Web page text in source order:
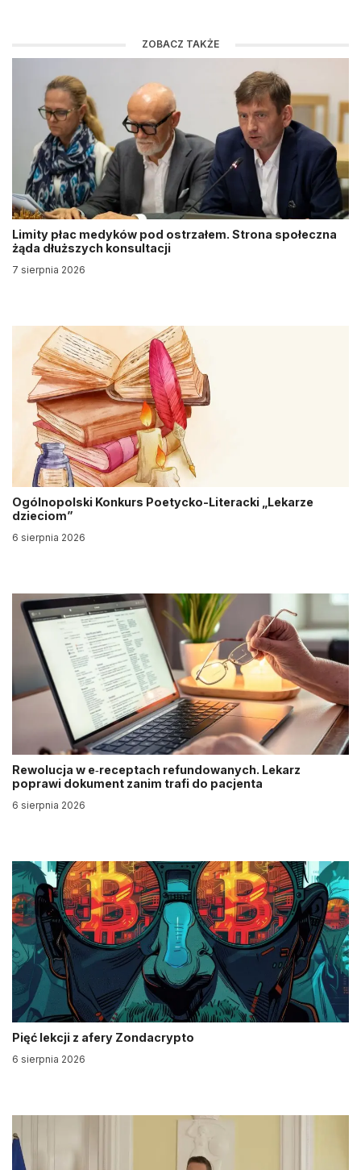
ZOBACZ TAKŻE
Limity płac medyków pod ostrzałem. Strona społeczna
żąda dłuższych konsultacji
7 sierpnia 2026
Ogólnopolski Konkurs Poetycko-Literacki „Lekarze
dzieciom”
6 sierpnia 2026
Rewolucja w e‑receptach refundowanych. Lekarz
poprawi dokument zanim trafi do pacjenta
6 sierpnia 2026
Pięć lekcji z afery Zondacrypto
6 sierpnia 2026